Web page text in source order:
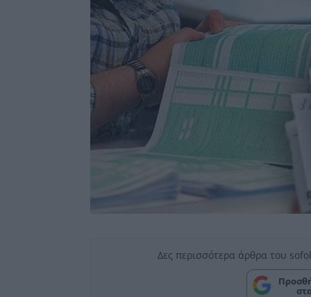
Δες περισσότερα άρθρα του